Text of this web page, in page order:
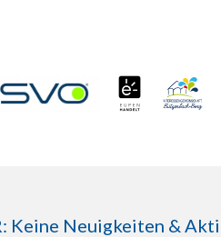
Keine Neuigkeiten &